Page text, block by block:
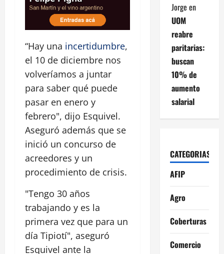
“Hay una incertidumbre,
el 10 de diciembre nos
volveríamos a juntar
para saber qué puede
pasar en enero y
febrero", dijo Esquivel.
Aseguró además que se
inició un concurso de
acreedores y un
procedimiento de crisis.
"Tengo 30 años
trabajando y es la
primera vez que para un
día Tipiotí", aseguró
Esquivel ante la
Jorge en
UOM
reabre
paritarias:
buscan
10% de
aumento
salarial
CATEGORIAS
AFIP
Agro
Coberturas
Comercio